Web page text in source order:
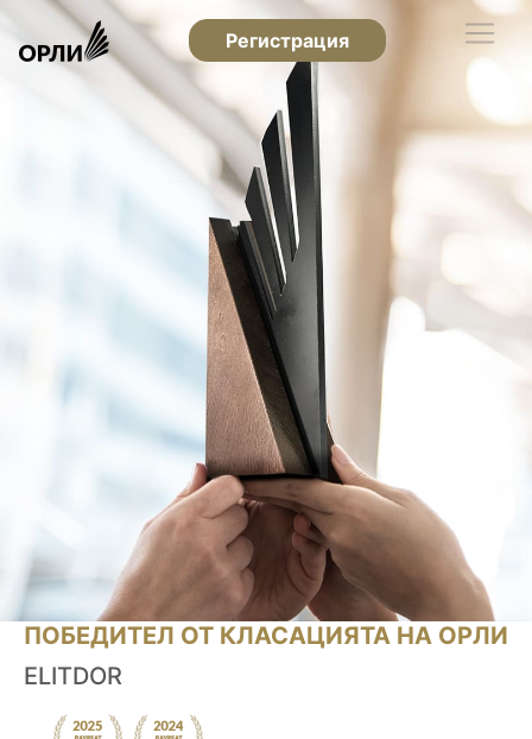
Регистрация
ПОБЕДИТЕЛ ОТ КЛАСАЦИЯТА НА ОРЛИ
ELITDOR